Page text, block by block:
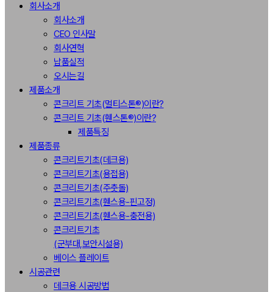
회사소개
회사소개
CEO 인사말
회사연혁
납품실적
오시는길
제품소개
콘크리트 기초(멀티스톤®)이란?
콘크리트 기초(휀스톤®)이란?
제품특징
제품종류
콘크리트기초(데크용)
콘크리트기초(용접용)
콘크리트기초(주춧돌)
콘크리트기초(휀스용-핀고정)
콘크리트기초(휀스용-충전용)
콘크리트기초
(군부대,보안시설용)
베이스 플레이트
시공관련
데크용 시공방법